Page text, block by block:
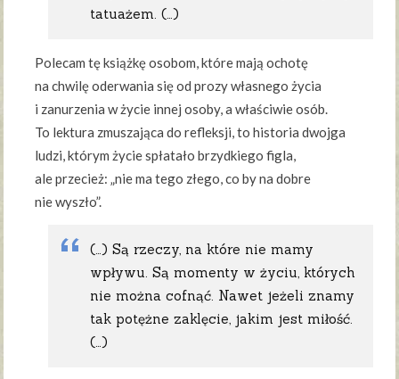
tatuażem. (…)
Polecam tę książkę osobom, które mają ochotę
na chwilę oderwania się od prozy własnego życia
i zanurzenia w życie innej osoby, a właściwie osób.
To lektura zmuszająca do refleksji, to historia dwojga
ludzi, którym życie spłatało brzydkiego figla,
ale przecież: „nie ma tego złego, co by na dobre
nie wyszło”.
(…) Są rzeczy, na które nie mamy
wpływu. Są momenty w życiu, których
nie można cofnąć. Nawet jeżeli znamy
tak potężne zaklęcie, jakim jest miłość.
(…)